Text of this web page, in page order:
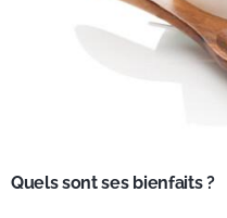
Quels sont ses bienfaits ?